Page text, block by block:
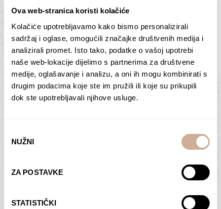
Ova web-stranica koristi kolačiće
Kolačiće upotrebljavamo kako bismo personalizirali
sadržaj i oglase, omogućili značajke društvenih medija i
analizirali promet. Isto tako, podatke o vašoj upotrebi
naše web-lokacije dijelimo s partnerima za društvene
medije, oglašavanje i analizu, a oni ih mogu kombinirati s
drugim podacima koje ste im pružili ili koje su prikupili
dok ste upotrebljavali njihove usluge.
pristanka
NUŽNI
ZA POSTAVKE
STATISTIČKI
Butan – ljudi 2
75,00€ – 138,00€Raspon
cijena:
od
75,00 €
138,00 €
ODABERI OPCIJE
Antarktika – krajolik
2
75,00€ – 138,00€Raspon
cijena:
od
ODABERI OPCIJE
Dolac
ODABERI OPCIJE
Moreškanti – sjena
€Raspon
od
ODABERI OPCIJE